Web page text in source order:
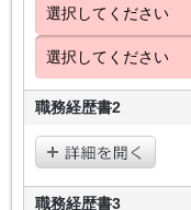
職務経歴書2
職務経歴書3